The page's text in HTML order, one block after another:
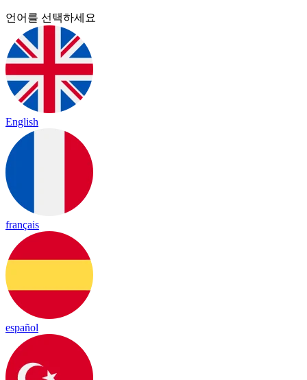
언어를 선택하세요
English
français
español